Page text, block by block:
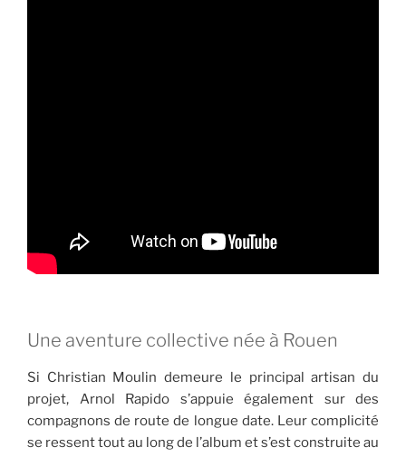
Une aventure collective née à Rouen
Si Christian Moulin demeure le principal artisan du
projet, Arnol Rapido s’appuie également sur des
compagnons de route de longue date. Leur complicité
se ressent tout au long de l’album et s’est construite au